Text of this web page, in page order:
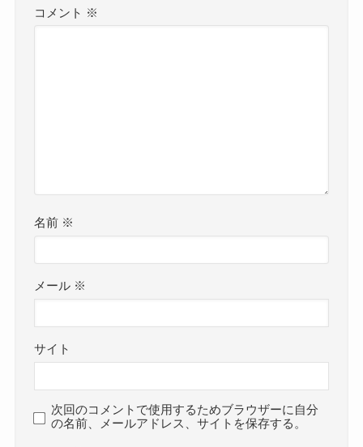
コメント ※
名前 ※
メール ※
サイト
次回のコメントで使用するためブラウザーに自分
の名前、メールアドレス、サイトを保存する。